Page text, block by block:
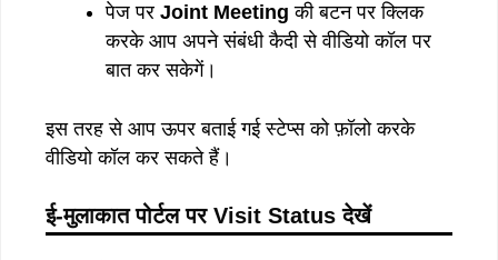
पेज पर Joint Meeting की बटन पर क्लिक
करके आप अपने संबंधी कैदी से वीडियो कॉल पर
बात कर सकेगें।
इस तरह से आप ऊपर बताई गई स्टेप्स को फ़ॉलो करके
वीडियो कॉल कर सकते हैं।
ई-मुलाकात पोर्टल पर Visit Status देखें